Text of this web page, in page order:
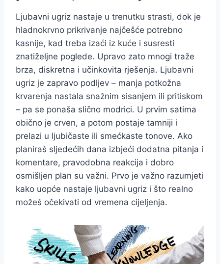
Ljubavni ugriz nastaje u trenutku strasti, dok je
hladnokrvno prikrivanje najčešće potrebno
kasnije, kad treba izaći iz kuće i susresti
znatiželjne poglede. Upravo zato mnogi traže
brza, diskretna i učinkovita rješenja. Ljubavni
ugriz je zapravo podljev – manja potkožna
krvarenja nastala snažnim sisanjem ili pritiskom
– pa se ponaša slično modrici. U prvim satima
obično je crven, a potom postaje tamniji i
prelazi u ljubičaste ili smećkaste tonove. Ako
planiraš sljedećih dana izbjeći dodatna pitanja i
komentare, pravodobna reakcija i dobro
osmišljen plan su važni. Prvo je važno razumjeti
kako uopće nastaje ljubavni ugriz i što realno
možeš očekivati od vremena cijeljenja.